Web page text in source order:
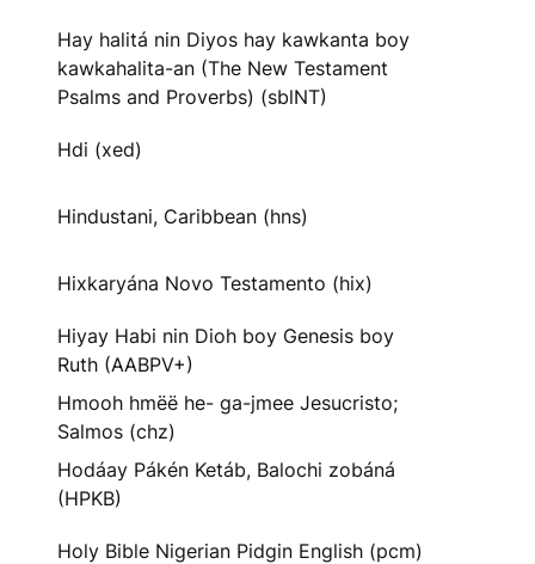
Hay halitá nin Diyos hay kawkanta boy
kawkahalita-an (The New Testament
Psalms and Proverbs) (sblNT)
Hdi (xed)
Hindustani, Caribbean (hns)
Hixkaryána Novo Testamento (hix)
Hiyay Habi nin Dioh boy Genesis boy
Ruth (AABPV+)
Hmooh hmëë he- ga-jmee Jesucristo;
Salmos (chz)
Hodáay Pákén Ketáb, Balochi zobáná
(HPKB)
Holy Bible Nigerian Pidgin English (pcm)